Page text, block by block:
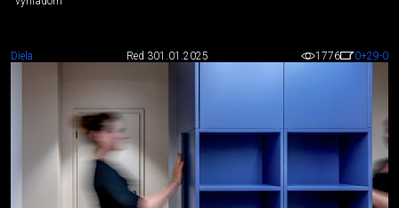
Diela Red 301.01.2025 1776 0+29-0